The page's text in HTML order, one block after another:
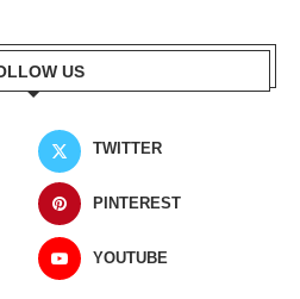
US
TWITTER
PINTEREST
YOUTUBE